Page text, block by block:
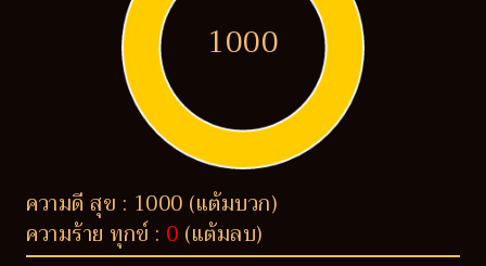
1000
ความดี สุข : 1000 (แต้มบวก)
ความร้าย ทุกข์ : 0 (แต้มลบ)